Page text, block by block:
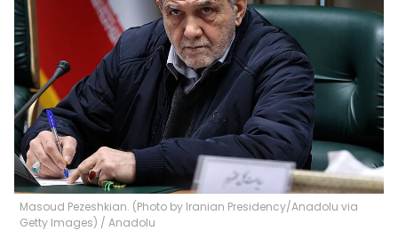
Masoud Pezeshkian. (Photo by Iranian Presidency/Anadolu via
Getty Images) / Anadolu